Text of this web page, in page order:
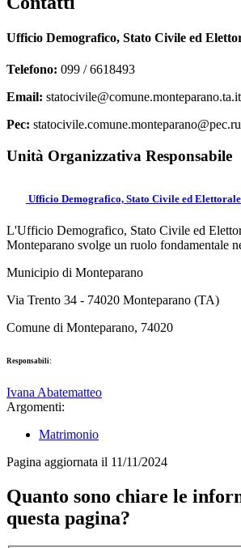
Ufficio Demografico, Stato Civile ed
Telefono: 099 / 6618493
Email: statocivile@comune.monteparano.ta.it
Pec:
Unità Organizzativa Responsabile
Ufficio Demografico, Stato Civile ed Elettorale
L'Ufficio Demografico, Stato Civile ed
Monteparano svolge un ruolo fondamentale
Municipio di Monteparano
Via Trento 34 - 74020 Monteparano (TA)
Comune di Monteparano, 74020
Responsabili:
Ivana Abatematteo
Argomenti:
Matrimonio
Pagina aggiornata il 11/11/2024
Quanto sono chiare le
questa pagina?